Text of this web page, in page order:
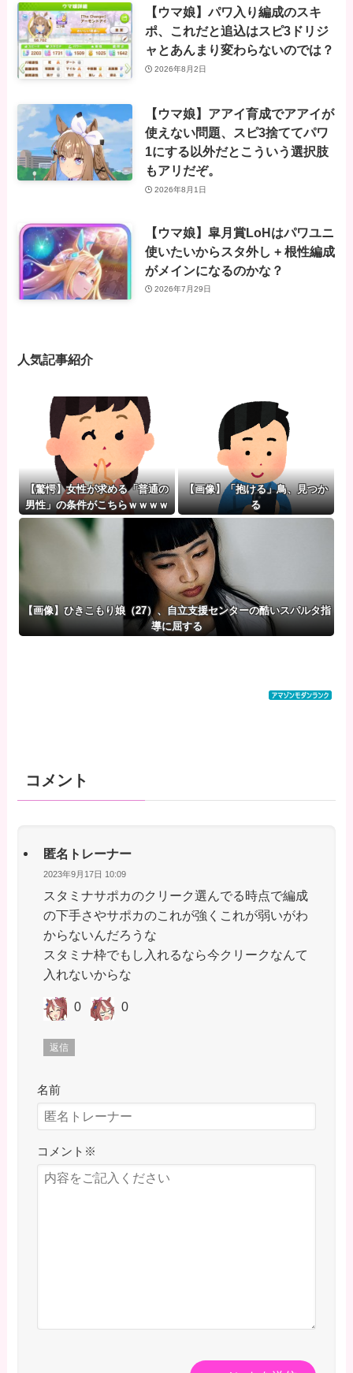
【ウマ娘】パワ入り編成のスキ
ポ、これだと追込はスピ3ドリジ
ャとあんまり変わらないのでは？
2026年8月2日
【ウマ娘】アアイ育成でアアイが
使えない問題、スピ3捨ててパワ
1にする以外だとこういう選択肢
もアリだぞ。
2026年8月1日
【ウマ娘】皐月賞LoHはパワユニ
使いたいからスタ外し + 根性編成
がメインになるのかな？
2026年7月29日
人気記事紹介
【驚愕】女性が求める「普通の
男性」の条件がこちらｗｗｗｗ
ｗｗｗ
【画像】「抱ける」鳥、見つか
る
【画像】ひきこもり娘（27）、自立支援センターの酷いスパルタ指
導に屈する
コメント
匿名トレーナー
2023年9月17日 10:09
スタミナサポカのクリーク選んでる時点で編成
の下手さやサポカのこれが強くこれが弱いがわ
からないんだろうな
スタミナ枠でもし入れるなら今クリークなんて
入れないからな
0 0
返信
名前
コメント ※